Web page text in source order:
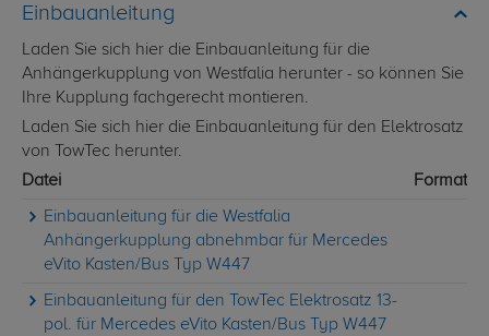
Einbauanleitung
Laden Sie sich hier die Einbauanleitung für die
Anhängerkupplung von Westfalia herunter - so können Sie
Ihre Kupplung fachgerecht montieren.
Laden Sie sich hier die Einbauanleitung für den Elektrosatz
von TowTec herunter.
Datei
Format
Einbauanleitung für die Westfalia
Anhängerkupplung abnehmbar für Mercedes
eVito Kasten/Bus Typ W447
Einbauanleitung für den TowTec Elektrosatz 13-
pol. für Mercedes eVito Kasten/Bus Typ W447